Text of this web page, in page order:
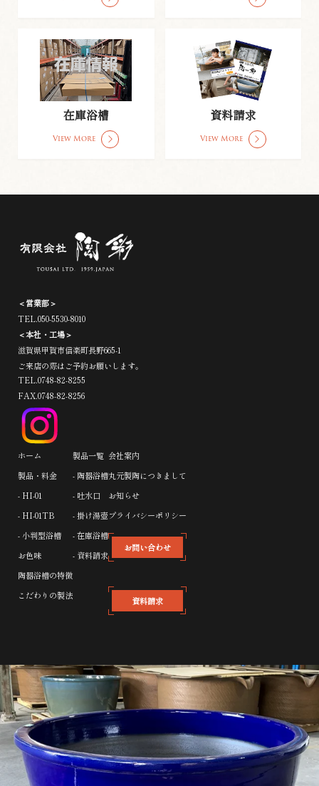
在庫浴槽
View More
資料請求
View More
＜営業部＞
TEL.050-5530-8010
＜本社・工場＞
滋賀県甲賀市信楽町長野665-1
ご来店の際はご予約お願いします。
TEL.0748-82-8255
FAX.0748-82-8256
ホーム
製品・料金
- HI-01
- HI-01TB
- 小判型浴槽
お色味
陶器浴槽の特徴
こだわりの製法
製品一覧
- 陶器浴槽
- 吐水口
- 掛け湯壺
- 在庫浴槽
- 資料請求
会社案内
丸元製陶につきまして
お知らせ
プライバシーポリシー
お問い合わせ
資料請求